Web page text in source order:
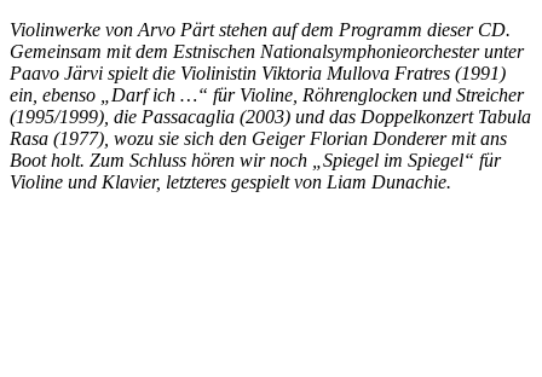
Violinwerke von Arvo Pärt stehen auf dem Programm dieser CD.
Gemeinsam mit dem Estnischen Nationalsymphonieorchester unter
Paavo Järvi spielt die Violinistin Viktoria Mullova Fratres (1991)
ein, ebenso „Darf ich …“ für Violine, Röhrenglocken und Streicher
(1995/1999), die Passacaglia (2003) und das Doppelkonzert Tabula
Rasa (1977), wozu sie sich den Geiger Florian Donderer mit ans
Boot holt. Zum Schluss hören wir noch „Spiegel im Spiegel“ für
Violine und Klavier, letzteres gespielt von Liam Dunachie.